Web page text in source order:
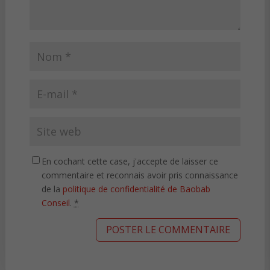
En cochant cette case, j'accepte de laisser ce
commentaire et reconnais avoir pris connaissance
de la politique de confidentialité de Baobab
Conseil. *